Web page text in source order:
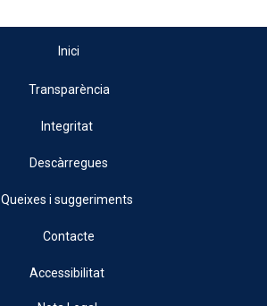
Inici
Transparència
Integritat
Descàrregues
Queixes i suggeriments
Contacte
Accessibilitat